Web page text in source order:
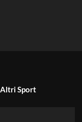
Altri Sport